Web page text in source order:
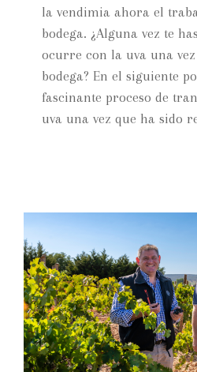
la vendimia ahora el
bodega. ¿Alguna vez te
ocurre con la uva una
bodega? En el siguiente
fascinante proceso de
uva una vez que ha sido